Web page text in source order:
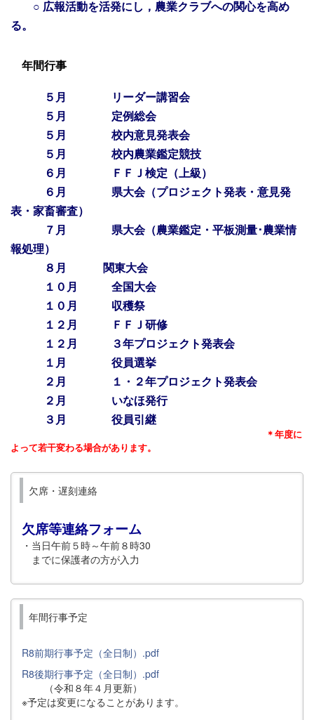
○ 広報活動を活発にし，農業クラブへの関心を高め
る。
年間行事
５月 リーダー講習会
５月 定例総会
５月 校内意見発表会
５月 校内農業鑑定競技
６月 ＦＦＪ検定（上級）
６月 県大会（プロジェクト発表・意見発
表・家畜審査）
７月 県大会（農業鑑定・平板測量･農業情
報処理）
８月
関東大会
１０月 全国大会
１０月 収穫祭
１２月 ＦＦＪ研修
１２月 ３年プロジェクト発表会
１月 役員選挙
２月 １・２年プロジェクト発表会
２月 いなほ発行
３月 役員引継
＊年度に
よって若干変わる場合があります。
欠席・遅刻連絡
欠席等連絡フォーム
・当日午前５時～午前８時30
までに保護者の方が入力
年間行事予定
R8前期行事予定（全日制）.pdf
R8後期行事予定（全日制）.pdf
（令和８年４月更新）
※予定は変更になることがあります。